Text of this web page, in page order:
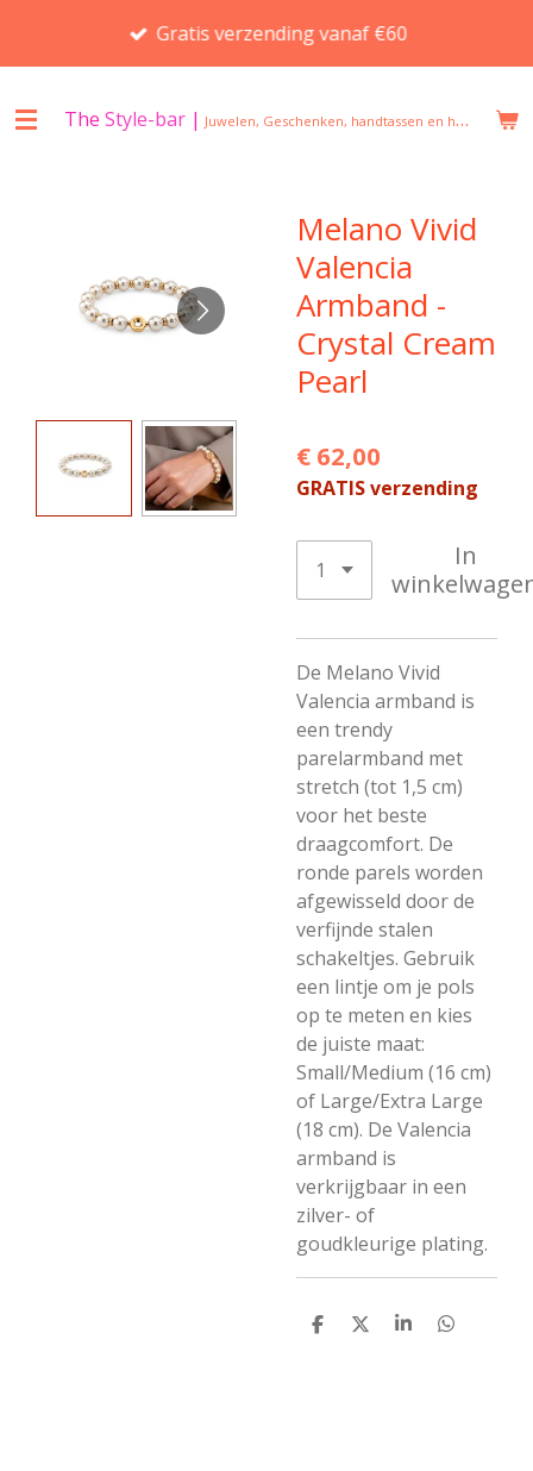
de
Gratis verzending vanaf €60
The Style-bar | Juwelen, Geschenken, handtassen en huisgeuren in Beveren
Melano Vivid
Valencia
Armband -
Crystal Cream
Pearl
€ 62,00
GRATIS verzending
In
De Melano Vivid
Valencia armband is
een trendy
parelarmband met
stretch (tot 1,5 cm)
voor het beste
draagcomfort. De
ronde parels worden
afgewisseld door de
verfijnde stalen
schakeltjes. Gebruik
een lintje om je pols
op te meten en kies
de juiste maat:
Small/Medium (16 cm)
of Large/Extra Large
(18 cm). De Valencia
armband is
verkrijgbaar in een
zilver- of
goudkleurige plating.
D
D
S
D